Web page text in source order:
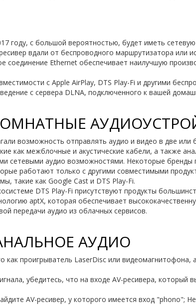
году, с большой вероятностью, будет иметь
вдали от беспроводного маршрутизатора или
Ethernet обеспечивает наилучшую
с Apple AirPlay, DTS Play-Fi и другими
с сервера DLNA, подключенного к вашей
возможность отправлять аудио и видео в две
как межблочные и акустические кабели, а также
сетевыми аудио возможностями. Некоторые
работают только с другими совместимыми
такие как Google Cast и DTS Play-Fi.
DTS Play-Fi присутствуют продукты
aptX, которая обеспечивает
передачи аудио из облачных сервисов.
АУДИО
как проигрыватель LaserDisc или
убедитесь, что на входе AV-ресивера, который
AV-ресивер, у которого имеется вход "phono";